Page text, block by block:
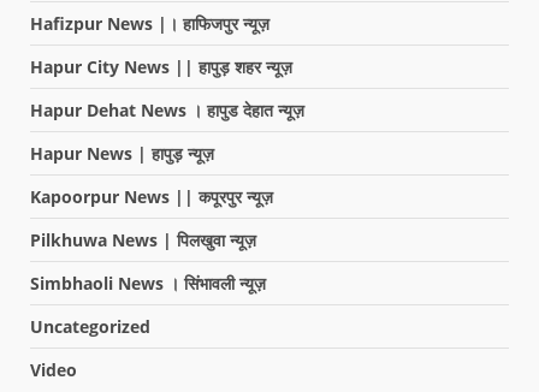
Hafizpur News |। हाफिजपुर न्यूज़
Hapur City News || हापुड़ शहर न्यूज़
Hapur Dehat News । हापुड देहात न्यूज़
Hapur News | हापुड़ न्यूज़
Kapoorpur News || कपूरपुर न्यूज़
Pilkhuwa News | पिलखुवा न्यूज़
Simbhaoli News । सिंभावली न्यूज़
Uncategorized
Video